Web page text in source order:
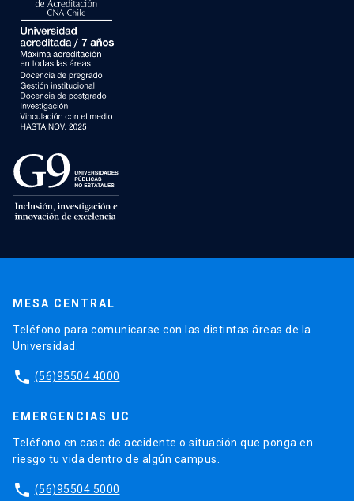
MESA CENTRAL
Teléfono para comunicarse con las distintas áreas de la
Universidad.
phone (56)95504 4000
EMERGENCIAS UC
Teléfono en caso de accidente o situación que ponga en
riesgo tu vida dentro de algún campus.
phone (56)95504 5000